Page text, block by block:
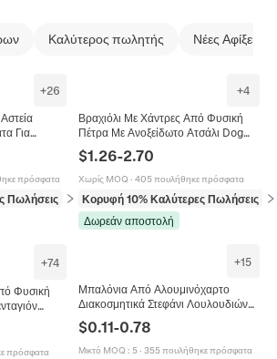
Καλύτερος πωλητής Νέες Αφίξεις
+26
Για
πρόσφατα
Πωλήσεις
σε Προμήθειες γραφής και διόρθωσης
+4
Βραχιόλι Με Χάντρες Από Φυσική
Πέτρα Με Ανοξείδωτο Ατσάλι Dog
Mom Μενταγιόν Χειροποίητο
Ελαστικό Κόσμημα Δώρο Για Φίλους
Των Ζώων
$1.26-2.70
Χωρίς MOQ · 405 πουλήθηκε πρόσφατα
Κορυφή 10% Καλύτερες Πωλήσεις
Δωρεάν αποστολή
+74
Φυσική
Για
πρόσφατα
+15
Μπαλόνια Από Αλουμινόχαρτο
Διακοσμητικά Στεφάνι Λουλουδιών
Σχήμα Καρδιάς Διακόσμηση Γιορτή
Της Μητέρας Δώρα Για Τη Μαμά
$0.11-0.78
Μικτό MOQ : 5· 355 πουλήθηκε πρόσφατα